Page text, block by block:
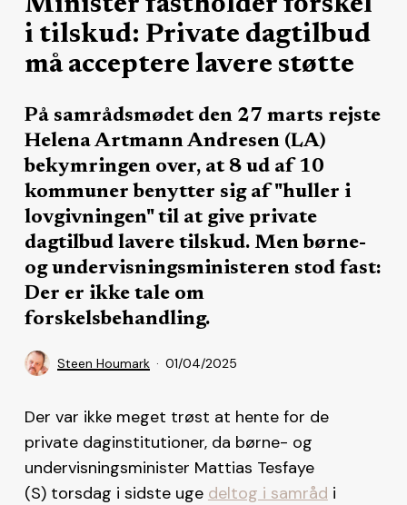
i tilskud: Private dagtilbud
må acceptere lavere støtte
På samrådsmødet den 27 marts rejste
Helena Artmann Andresen (LA)
bekymringen over, at 8 ud af 10
kommuner benytter sig af "huller i
lovgivningen" til at give private
dagtilbud lavere tilskud. Men børne-
og undervisningsministeren stod fast:
Der er ikke tale om
forskelsbehandling.
Steen Houmark 01/04/2025
Der var ikke meget trøst at hente for de
private daginstitutioner, da børne- og
undervisningsminister Mattias Tesfaye
(S) torsdag i sidste uge deltog i samråd i